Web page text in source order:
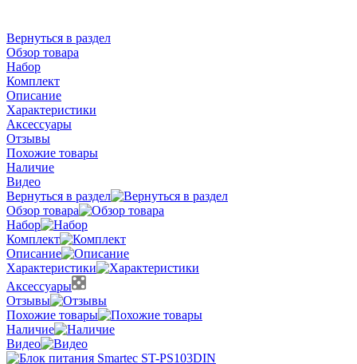
Вернуться в раздел
Обзор товара
Набор
Комплект
Описание
Характеристики
Аксессуары
Отзывы
Похожие товары
Наличие
Видео
Вернуться в раздел
Обзор товара
Набор
Комплект
Описание
Характеристики
Аксессуары
Отзывы
Похожие товары
Наличие
Видео